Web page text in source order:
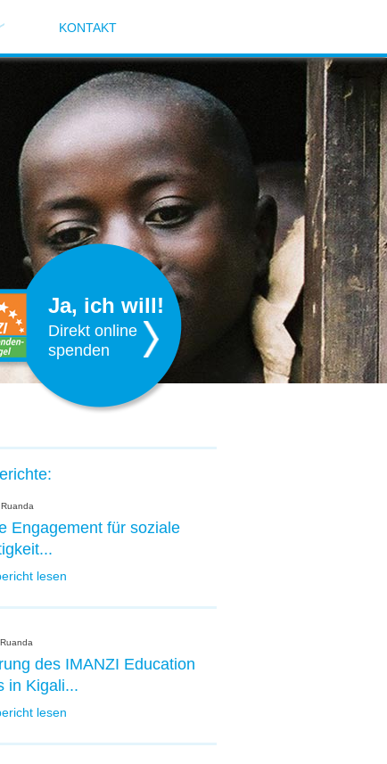
KONTAKT
Ja, ich will!
Direkt online
spenden
Engagement für soziale
lesen
des IMANZI Education
in Kigali...
lesen